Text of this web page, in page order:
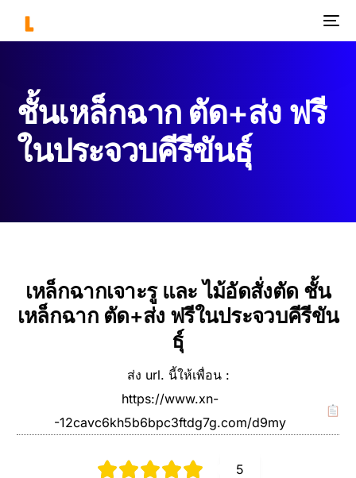
ชั้นเหล็กฉาก ตัด+ส่ง ฟรี
ในประจวบคีรีขันธุ์
เหล็กฉากเจาะรู และ ไม้อัดสั่งตัด ชั้น
เหล็กฉาก ตัด+ส่ง ฟรีในประจวบคีรีขัน
ธุ์
ส่ง url. นี้ให้เพื่อน :
https://www.xn-
-12cavc6kh5b6bpc3ftdg7g.com/d9my
5